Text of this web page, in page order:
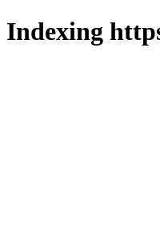
Indexing